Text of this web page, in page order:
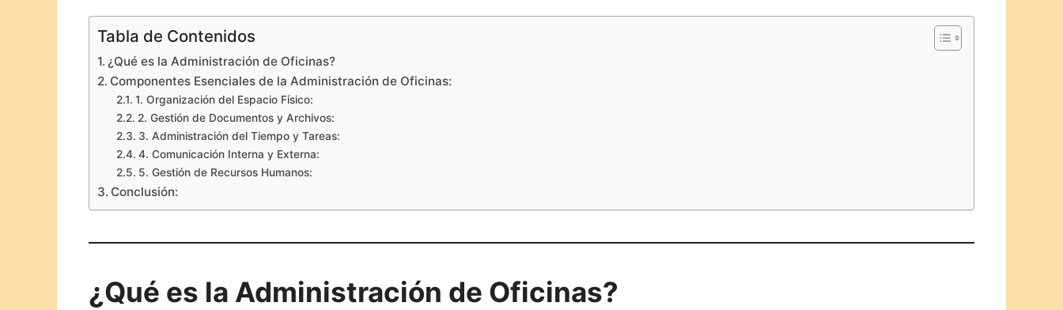
Tabla de Contenidos
¿Qué es la Administración de Oficinas?
Componentes Esenciales de la Administración de Oficinas:
1. Organización del Espacio Físico:
2. Gestión de Documentos y Archivos:
3. Administración del Tiempo y Tareas:
4. Comunicación Interna y Externa:
5. Gestión de Recursos Humanos:
Conclusión:
¿Qué es la Administración de Oficinas?